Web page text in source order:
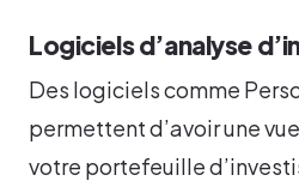
Logiciels d’analyse
Des logiciels comme
permettent d’avoir une
votre portefeuille